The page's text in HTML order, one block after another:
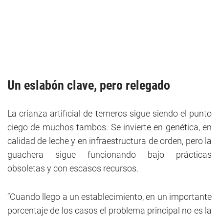
Un eslabón clave, pero relegado
La crianza artificial de terneros sigue siendo el punto
ciego de muchos tambos. Se invierte en genética, en
calidad de leche y en infraestructura de orden, pero la
guachera sigue funcionando bajo prácticas
obsoletas y con escasos recursos.
“Cuando llego a un establecimiento, en un importante
porcentaje de los casos el problema principal no es la